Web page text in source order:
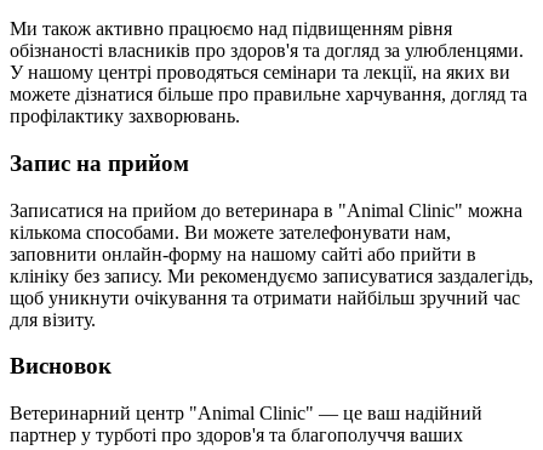
Ми також активно працюємо над підвищенням рівня
обізнаності власників про здоров'я та догляд за улюбленцями.
У нашому центрі проводяться семінари та лекції, на яких ви
можете дізнатися більше про правильне харчування, догляд та
профілактику захворювань.
Запис на прийом
Записатися на прийом до ветеринара в "Animal Clinic" можна
кількома способами. Ви можете зателефонувати нам,
заповнити онлайн-форму на нашому сайті або прийти в
клініку без запису. Ми рекомендуємо записуватися заздалегідь,
щоб уникнути очікування та отримати найбільш зручний час
для візиту.
Висновок
Ветеринарний центр "Animal Clinic" — це ваш надійний
партнер у турботі про здоров'я та благополуччя ваших